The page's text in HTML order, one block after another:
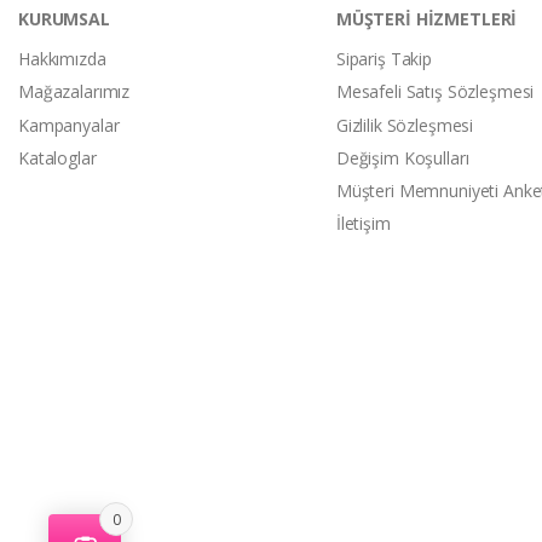
KURUMSAL
Hakkımızda
Mağazalarımız
Kampanyalar
Kataloglar
MÜŞTERİ HİZMETLERİ
Sipariş Takip
Mesafeli Satış Sözleşmesi
Gizlilik Sözleşmesi
Değişim Koşulları
Müşteri Memnuniyeti
İletişim
0